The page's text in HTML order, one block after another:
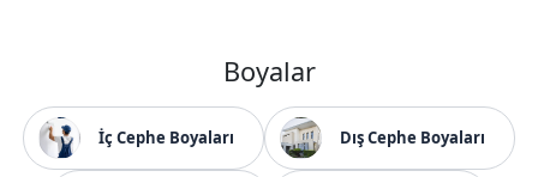
Boyalar
İç Cephe Boyaları Dış Cephe Boyaları